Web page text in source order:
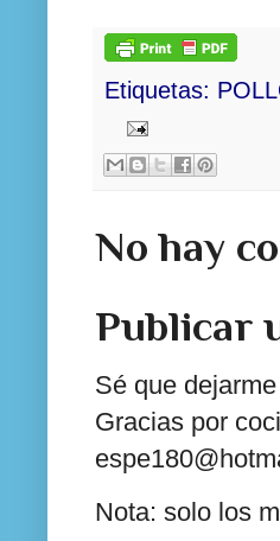
Etiquetas:
No hay
Publicar
Sé que
Gracias por
Nota: solo los